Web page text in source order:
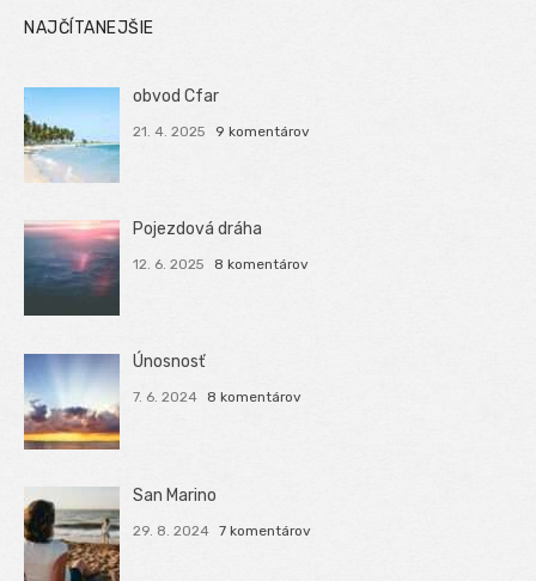
NAJČÍTANEJŠIE
obvod Cfar
21. 4. 2025 9 komentárov
Pojezdová dráha
12. 6. 2025 8 komentárov
Únosnosť
7. 6. 2024 8 komentárov
San Marino
29. 8. 2024 7 komentárov